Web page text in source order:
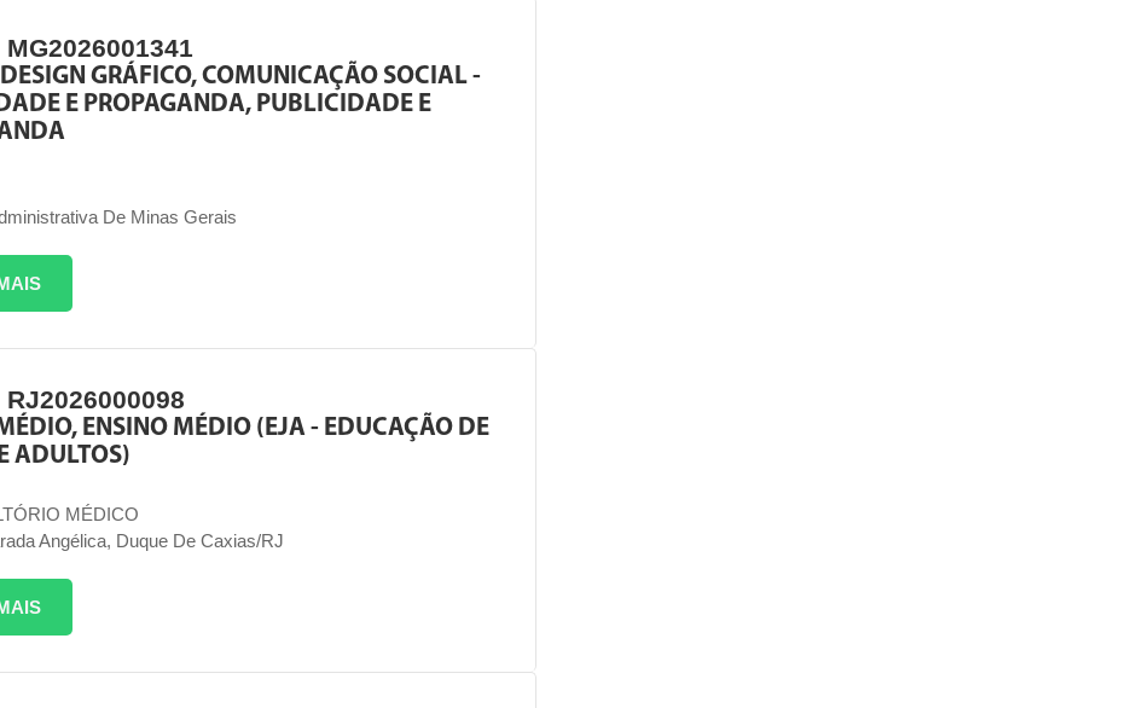
GRÁFICO, COMUNICAÇÃO SOCIAL -
E PROPAGANDA, PUBLICIDADE E
De Minas Gerais
ENSINO MÉDIO (EJA - EDUCAÇÃO DE
ADULTOS)
MÉDICO
Angélica, Duque De Caxias/RJ